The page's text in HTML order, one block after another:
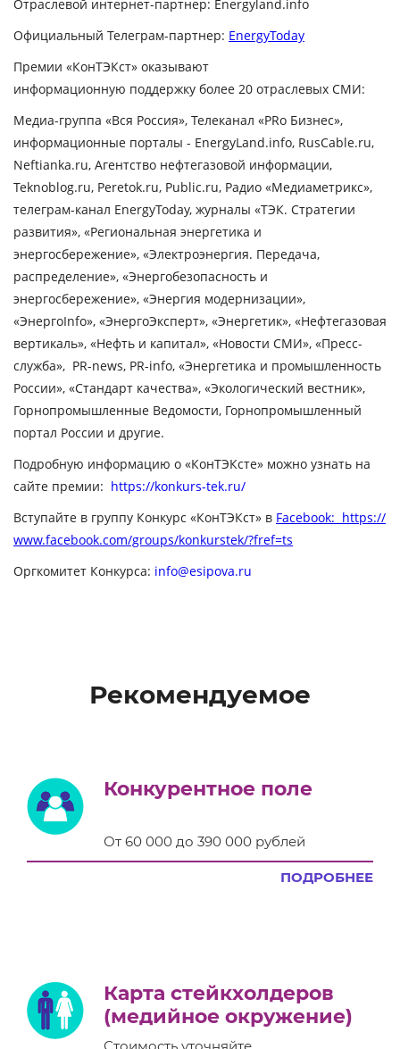
Отраслевой интернет-партнер: Energyland.info
Официальный Телеграм-партнер: EnergyToday
Премии «КонТЭКст» оказывают
информационную поддержку более 20 отраслевых СМИ:
Медиа-группа «Вся Россия», Телеканал «PRо Бизнес»,
информационные порталы - EnergyLand.info, RusCable.ru,
Neftianka.ru, Агентство нефтегазовой информации,
Teknoblog.ru, Peretok.ru, Public.ru, Радио «Медиаметрикс»,
телеграм-канал EnergyToday, журналы «ТЭК. Стратегии
развития», «Региональная энергетика и
энергосбережение», «Электроэнергия. Передача,
распределение», «Энергобезопасность и
энергосбережение», «Энергия модернизации»,
«ЭнергоInfo», «ЭнергоЭксперт», «Энергетик», «Нефтегазовая
вертикаль», «Нефть и капитал», «Новости СМИ», «Пресс-
служба», PR-news, PR-info, «Энергетика и промышленность
России», «Стандарт качества», «Экологический вестник»,
Горнопромышленные Ведомости, Горнопромышленный
портал России и другие.
Подробную информацию о «КонТЭКсте» можно узнать на
сайте премии: https://konkurs-tek.ru/
Вступайте в группу Конкурс «КонТЭКст» в Facebook: https://
www.facebook.com/groups/konkurstek/?fref=ts
Оргкомитет Конкурса: info@esipova.ru
Рекомендуемое
Конкурентное поле
От 60 000 до 390 000 рублей
ПОДРОБНЕЕ
Карта стейкхолдеров
(медийное окружение)